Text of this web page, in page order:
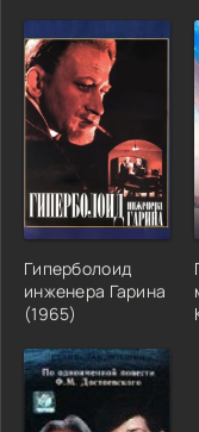
Гиперболоид
инженера Гарина
(1965)